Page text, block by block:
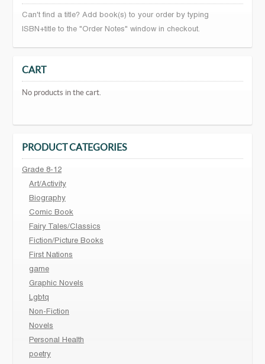
Can't find a title? Add book(s) to your order by typing
ISBN+title to the "Order Notes" window in checkout.
CART
No products in the cart.
PRODUCT CATEGORIES
Grade 8-12
Art/Activity
Biography
Comic Book
Fairy Tales/Classics
Fiction/Picture Books
First Nations
game
Graphic Novels
Lgbtq
Non-Fiction
Novels
Personal Health
poetry